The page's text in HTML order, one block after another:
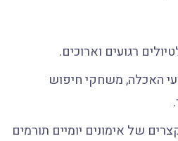
רגועים וארוכים.
האכלה, משחקי חיפוש
של אימונים יומיים תורמים